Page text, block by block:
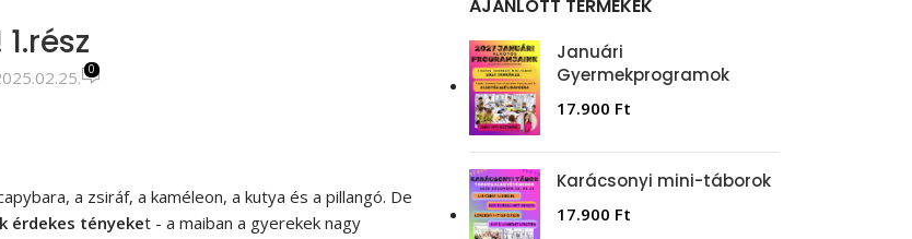
0
a zsiráf, a kaméleon, a kutya és a pillangó. De
érdekes tényeket - a maiban a gyerekek nagy
AJÁNLOTT TERMÉKEK
Januári
Gyermekprogramok
17.900 Ft
Karácsonyi mini-táborok
17.900 Ft